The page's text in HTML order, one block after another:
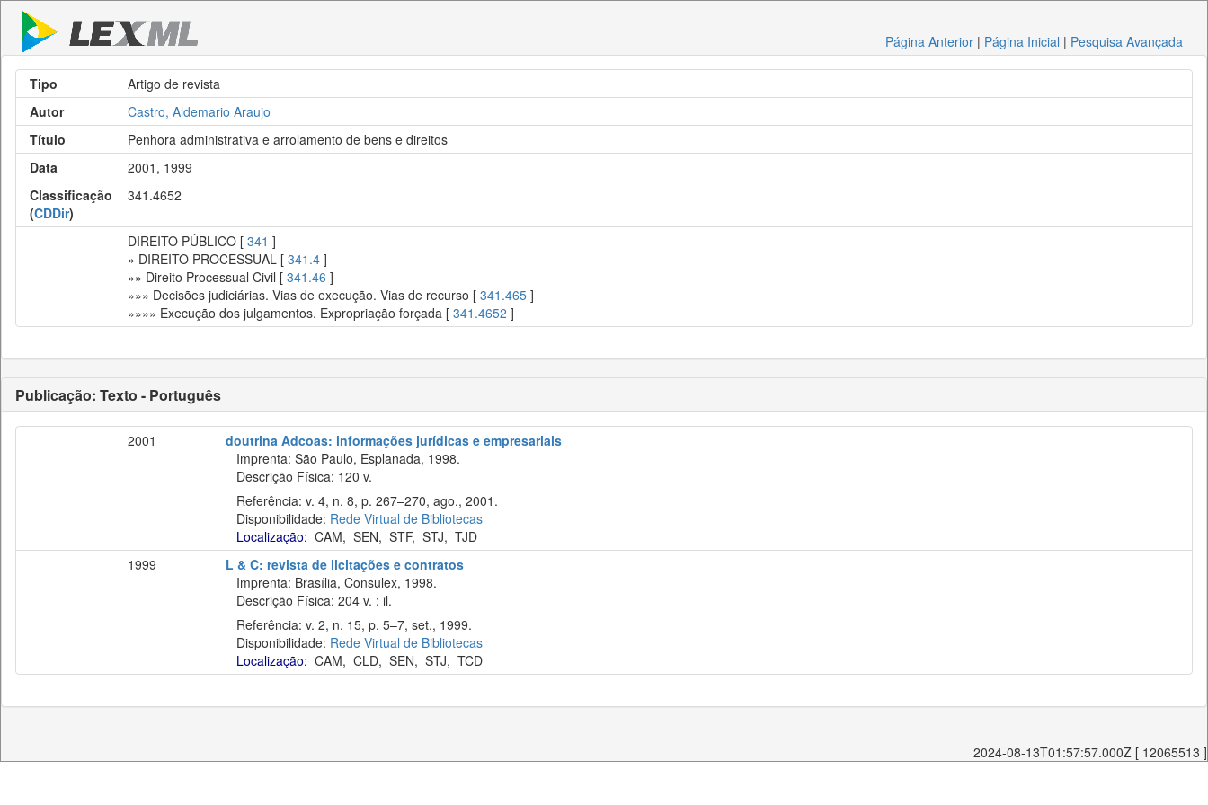
Página Anterior | Página Inicial | Pesquisa Avançada
Tipo
Artigo de revista
Autor
Castro, Aldemario Araujo
Título
Penhora administrativa e arrolamento de bens e direitos
Data
2001, 1999
Classificação
(CDDir)
341.4652
DIREITO PÚBLICO [ 341 ]
» DIREITO PROCESSUAL [ 341.4 ]
»» Direito Processual Civil [ 341.46 ]
»»» Decisões judiciárias. Vias de execução. Vias de recurso [ 341.465 ]
»»»» Execução dos julgamentos. Expropriação forçada [ 341.4652 ]
Publicação: Texto - Português
2001
doutrina Adcoas: informações jurídicas e empresariais
Imprenta: São Paulo, Esplanada, 1998.
Descrição Física: 120 v.
Referência: v. 4, n. 8, p. 267–270, ago., 2001.
Disponibilidade: Rede Virtual de Bibliotecas
Localização: CAM, SEN, STF, STJ, TJD
1999
L & C: revista de licitações e contratos
Imprenta: Brasília, Consulex, 1998.
Descrição Física: 204 v. : il.
Referência: v. 2, n. 15, p. 5–7, set., 1999.
Disponibilidade: Rede Virtual de Bibliotecas
Localização: CAM, CLD, SEN, STJ, TCD
2024-08-13T01:57:57.000Z [ 12065513 ]